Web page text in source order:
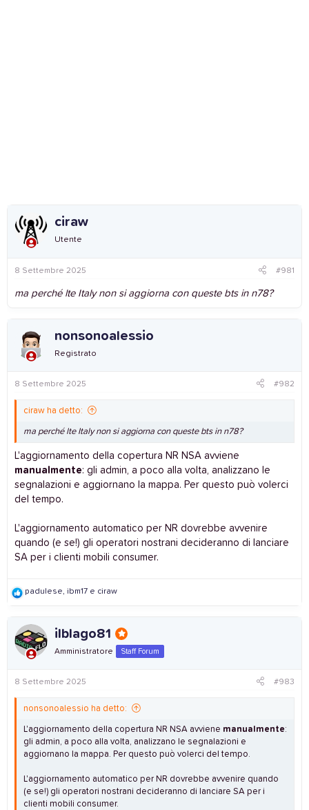
ciraw
Utente
8 Settembre 2025 #981
ma perché lte Italy non si aggiorna con queste bts in n78?
nonsonoalessio
Registrato
8 Settembre 2025 #982
ciraw ha detto:
ma perché lte Italy non si aggiorna con queste bts in n78?
L'aggiornamento della copertura NR NSA avviene
manualmente: gli admin, a poco alla volta, analizzano le
segnalazioni e aggiornano la mappa. Per questo può volerci
del tempo.
L'aggiornamento automatico per NR dovrebbe avvenire
quando (e se!) gli operatori nostrani decideranno di lanciare
SA per i clienti mobili consumer.
R
c
t
i
o
s
padulese, ibm17 e ciraw
ilblago81
Amministratore Staff Forum
8 Settembre 2025 #983
nonsonoalessio ha detto:
L'aggiornamento della copertura NR NSA avviene manualmente:
gli admin, a poco alla volta, analizzano le segnalazioni e
aggiornano la mappa. Per questo può volerci del tempo.
L'aggiornamento automatico per NR dovrebbe avvenire quando
(e se!) gli operatori nostrani decideranno di lanciare SA per i
clienti mobili consumer.